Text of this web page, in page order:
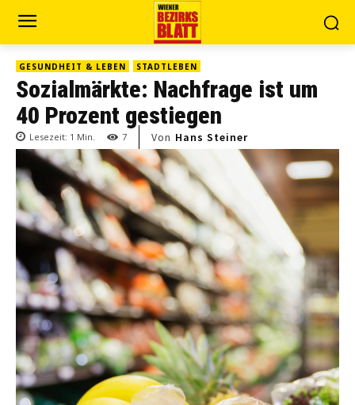
GESUNDHEIT & LEBEN STADTLEBEN
Sozialmärkte: Nachfrage ist um
40 Prozent gestiegen
Lesezeit: 1 Min. 7 Von Hans Steiner